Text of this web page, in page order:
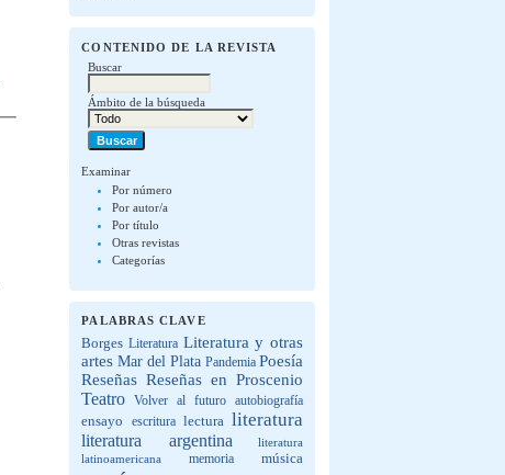
CONTENIDO DE LA REVISTA
Buscar
Ámbito de la búsqueda
Examinar
Por número
Por autor/a
Por título
Otras revistas
Categorías
PALABRAS CLAVE
Borges Literatura Literatura y otras
artes Mar del Plata Pandemia Poesía
Reseñas Reseñas en Proscenio
Teatro Volver al futuro autobiografía
ensayo escritura lectura literatura
literatura argentina
literatura
latinoamericana
memoria música